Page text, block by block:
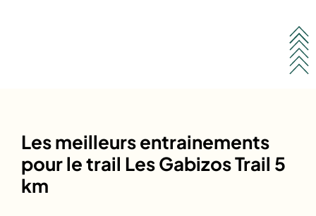
Les meilleurs entrainements
pour le trail Les Gabizos Trail 5
km